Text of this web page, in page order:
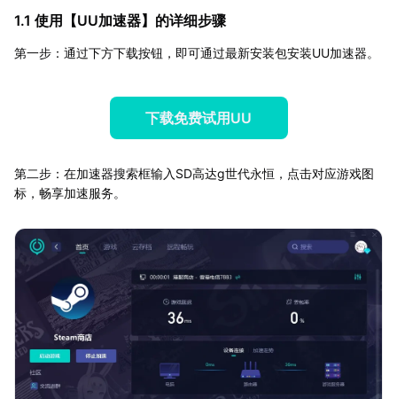
1.1 使用【UU加速器】的详细步骤
第一步：通过下方下载按钮，即可通过最新安装包安装UU加速器。
下载免费试用UU
第二步：在加速器搜索框输入SD高达g世代永恒，点击对应游戏图
标，畅享加速服务。